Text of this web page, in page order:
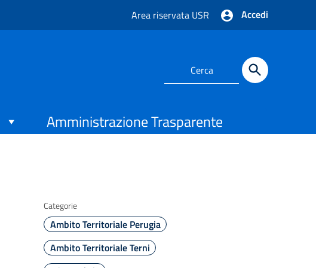
Area riservata USR Accedi
Amministrazione Trasparente
Categorie
Ambito Territoriale Perugia
Ambito Territoriale Terni